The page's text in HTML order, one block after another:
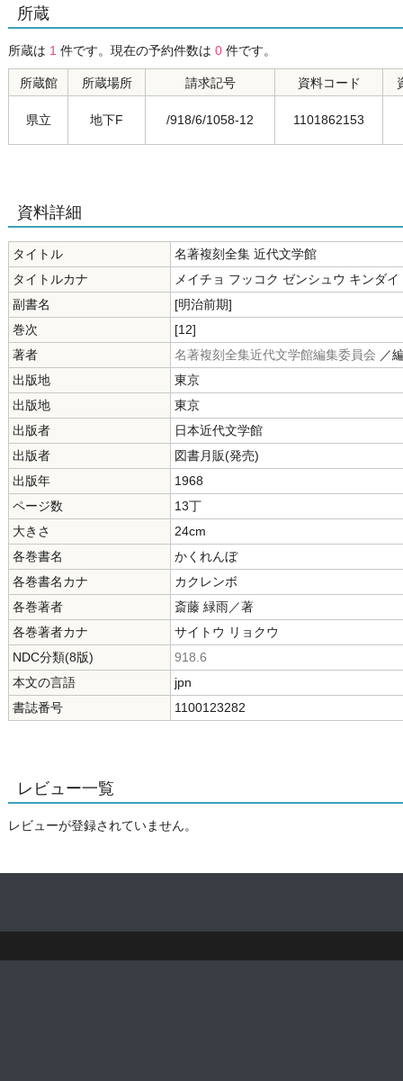
所蔵
所蔵は 1 件です。現在の予約件数は 0 件です。
所蔵館 所蔵場所 請求記号 資料コード
県立 地下F /918/6/1058-12 1101862153
資料詳細
タイトル
名著複刻全集 近代文学館
タイトルカナ
メイチョ フッコク ゼンシュウ キンダ
副書名
[明治前期]
巻次
[12]
著者
名著複刻全集近代文学館編集委員会 ／
出版地
東京
出版地
東京
出版者
日本近代文学館
出版者
図書月販(発売)
出版年
1968
ページ数
13丁
大きさ
24cm
各巻書名
かくれんぼ
各巻書名カナ
カクレンボ
各巻著者
斎藤 緑雨／著
各巻著者カナ
サイトウ リョクウ
NDC分類(8版)
918.6
本文の言語
jpn
書誌番号
1100123282
レビュー一覧
レビューが登録されていません。